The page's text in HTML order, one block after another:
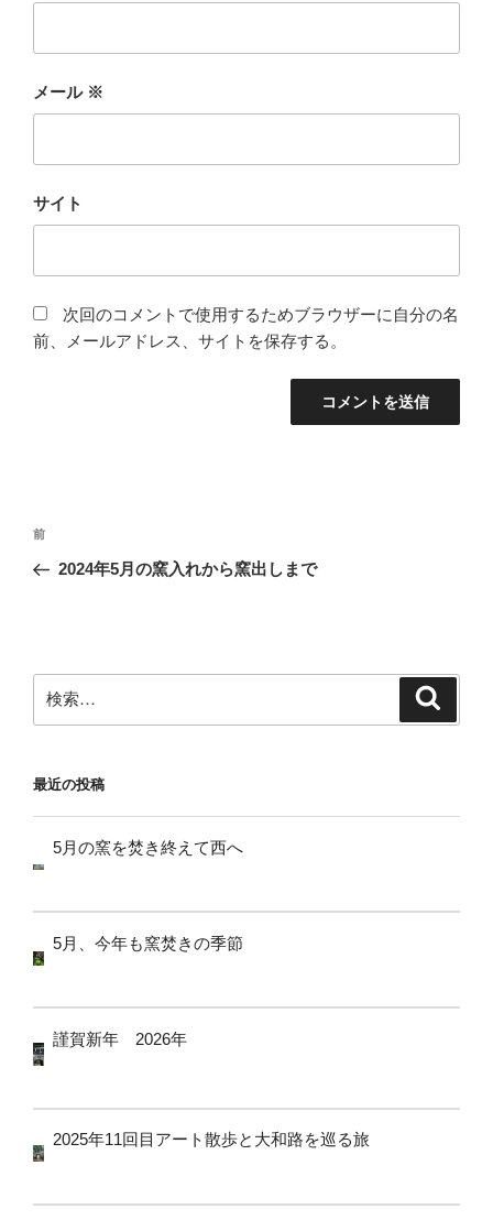
メール ※
サイト
次回のコメントで使用するためブラウザーに自分の名
前、メールアドレス、サイトを保存する。
投
ナ
ー
シ
前
の
前
2024年5月の窯入れから窯出しまで
索:
最近の投稿
5月の窯を焚き終えて西へ
5月、今年も窯焚きの季節
謹賀新年 2026年
2025年11回目アート散歩と大和路を巡る旅